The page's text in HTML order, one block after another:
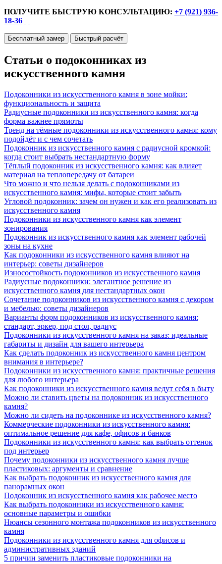
ПОЛУЧИТЕ БЫСТРУЮ КОНСУЛЬТАЦИЮ: +7 (921) 936-
18-36
Бесплатный замер Быстрый расчёт
Статьи о подоконниках из
искусственного камня
Подоконники из искусственного камня в зоне мойки:
функциональность и защита
Радиусные подоконники из искусственного камня: когда
форма важнее прямоты
Тренд на тёмные подоконники из искусственного камня: кому
подойдёт и с чем сочетать
Подоконник из искусственного камня с радиусной кромкой:
когда стоит выбрать нестандартную форму
Тёплый подоконник из искусственного камня: как влияет
материал на теплопередачу от батареи
Что можно и что нельзя делать с подоконниками из
искусственного камня: мифы, которые стоит забыть
Угловой подоконник: зачем он нужен и как его реализовать из
искусственного камня
Подоконники из искусственного камня как элемент
зонирования
Подоконник из искусственного камня как элемент рабочей
зоны на кухне
Как подоконники из искусственного камня влияют на
интерьер: советы дизайнеров
Износостойкость подоконников из искусственного камня
Радиусные подоконники: элегантное решение из
искусственного камня для нестандартных окон
Сочетание подоконников из искусственного камня с декором
и мебелью: советы дизайнеров
Варианты форм подоконников из искусственного камня:
стандарт, эркер, под стол, радиус
Подоконники из искусственного камня на заказ: идеальные
габариты и дизайн для вашего интерьера
Как сделать подоконник из искусственного камня центром
внимания в интерьере?
Подоконники из искусственного камня: практичные решения
для любого интерьера
Как подоконники из искусственного камня ведут себя в быту
Можно ли ставить цветы на подоконник из искусственного
камня?
Можно ли сидеть на подоконнике из искусственного камня?
Коммерческие подоконники из искусственного камня:
оптимальное решение для кафе, офисов и банков
Подоконники из искусственного камня: как выбрать оттенок
под интерьер
Почему подоконники из искусственного камня лучше
пластиковых: аргументы и сравнение
Как выбрать подоконник из искусственного камня для
панорамных окон
Подоконник из искусственного камня как рабочее место
Как выбрать подоконники из искусственного камня:
основные параметры и ошибки
Нюансы сезонного монтажа подоконников из искусственного
камня
Подоконники из искусственного камня для офисов и
административных зданий
5 причин заменить пластиковые подоконники на